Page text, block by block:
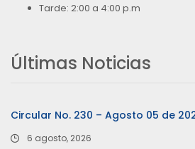
Tarde: 2:00 a 4:00 p.m
Últimas Noticias
Circular No. 230 – Agosto 05 de
6 agosto, 2026